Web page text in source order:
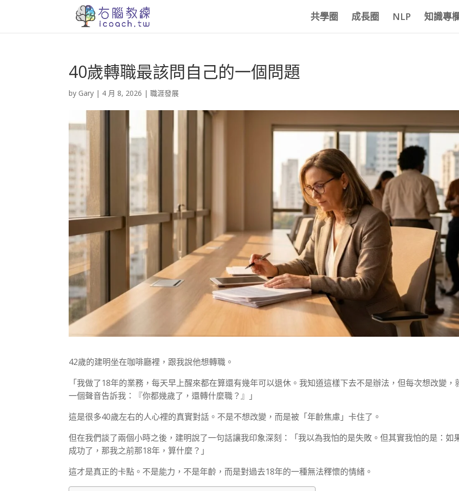
共學圈 成長圈 NLP 知識專
40歲轉職最該問自己的一個問題
by Gary | 4 月 8, 2026 |職涯發展
42歲的建明坐在咖啡廳裡，跟我說他想轉職。
「我做了18年的業務，每天早上醒來都在算還有幾年可以退休。我知道這樣下去不是辦法，但每次想改變，
一個聲音告訴我：『你都幾歲了，還轉什麼職？』」
這是很多40歲左右的人心裡的真實對話。不是不想改變，而是被「年齡焦慮」卡住了。
但在我們談了兩個小時之後，建明說了一句話讓我印象深刻：「我以為我怕的是失敗。但其實我怕的是：如
成功了，那我之前那18年，算什麼？」
這才是真正的卡點。不是能力，不是年齡，而是對過去18年的一種無法釋懷的情緒。